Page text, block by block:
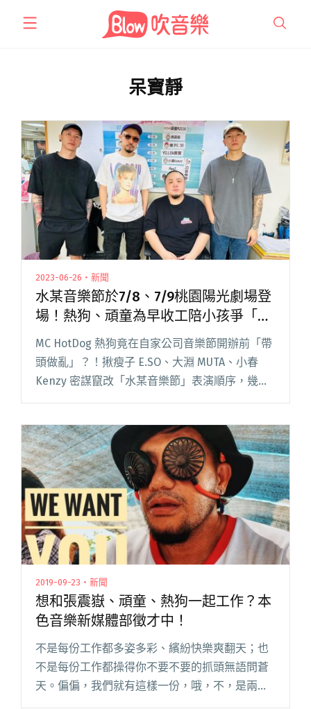
呆寶靜
2023-06-26・新聞
水某音樂節於7/8、7/9桃園陽光劇場登
場！熱狗、頑童為早收工陪小孩爭「開
場」
MC HotDog 熱狗竟在自家公司音樂節開辦前「帶
頭做亂」？！揪瘦子 E.SO、大淵 MUTA、小春
Kenzy 密謀竄改「水某音樂節」表演順序，幾位
為想早收工陪小孩竟搶唱開場，結果釀出「不負
棒閱讀全文 "水某音樂節於7/8、7/9桃園陽光劇場
登場！熱狗、頑童為早收工陪小孩爭「開場」"
2019-09-23・新聞
想和張震嶽、頑童、熱狗一起工作？本
色音樂新媒體部徵才中！
不是每份工作都多姿多彩、繽紛快樂爽翻天；也
不是每份工作都操得你不要不要的抓頭無語問蒼
天。偏偏，我們就有這樣一份，哦，不，是兩份